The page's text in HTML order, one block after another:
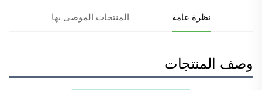
نظرة عامة المنتجات الموصى بها
وصف المنتجات